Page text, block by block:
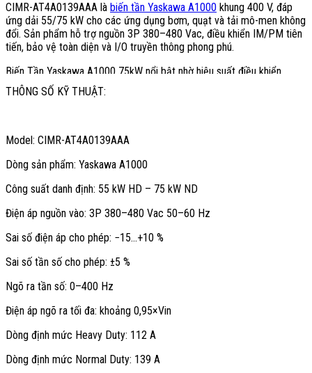
CIMR-AT4A0139AAA là biến tần Yaskawa A1000 khung 400 V, đáp
ứng dải 55/75 kW cho các ứng dụng bơm, quạt và tải mô-men không
đổi. Sản phẩm hỗ trợ nguồn 3P 380–480 Vac, điều khiển IM/PM tiên
tiến, bảo vệ toàn diện và I/O truyền thông phong phú.
Biến Tần Yaskawa A1000 75kW nổi bật nhờ hiệu suất điều khiển
vector mạnh mẽ, khả năng quá tải cao và độ tin cậy công nghiệp.
Model 4A0139 tối ưu cho tủ MCC, lắp đặt linh hoạt IP00 trong môi
Ở chế độ Heavy Duty, CIMR-AT4A0139AAA đạt dòng định mức 112
139 A đáp ứng động cơ 75 kW cho bơm/quạt, tăng hiệu quả năng
khởi động, độ chính xác tốc độ và vùng điều chỉnh rộng. Tích hợp an
đại trong dây chuyền liên tục.
Thông số điện chính
Thiết bị hỗ trợ nguồn 3P 380–480 Vac, 50/60 Hz với biên độ dao
động điện áp −15…+10% và tần số ±5%. Ngõ ra ba pha 0–400 Hz,
điện áp cực đại xấp xỉ 0,95×Vin, phù hợp đa dạng động cơ và cấu
THÔNG SỐ KỸ THUẬT:
Model: CIMR-AT4A0139AAA
Dòng sản phẩm: Yaskawa A1000
Công suất danh định: 55 kW HD – 75 kW ND
Điện áp nguồn vào: 3P 380–480 Vac 50–60 Hz
Sai số điện áp cho phép: −15…+10 %
Sai số tần số cho phép: ±5 %
Ngõ ra tần số: 0–400 Hz
Điện áp ngõ ra tối đa: khoảng 0,95×Vin
Dòng định mức Heavy Duty: 112 A
Dòng định mức Normal Duty: 139 A